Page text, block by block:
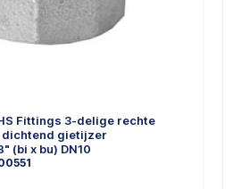
Fittings 3-delige rechte
dichtend gietijzer
(bi x bu) DN10